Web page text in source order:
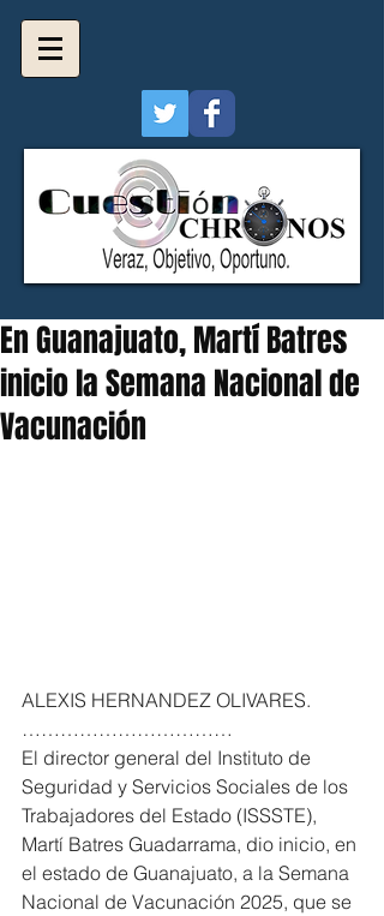
En Guanajuato, Martí Batres
inicio la Semana Nacional de
Vacunación
ALEXIS HERNANDEZ OLIVARES.
……………………………
El director general del Instituto de
Seguridad y Servicios Sociales de los
Trabajadores del Estado (ISSSTE),
Martí Batres Guadarrama, dio inicio, en
el estado de Guanajuato, a la Semana
Nacional de Vacunación 2025, que se